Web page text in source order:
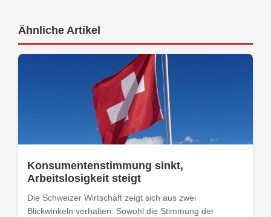
Ähnliche Artikel
Konsumentenstimmung sinkt,
Arbeitslosigkeit steigt
Die Schweizer Wirtschaft zeigt sich aus zwei
Blickwinkeln verhalten: Sowohl die Stimmung der